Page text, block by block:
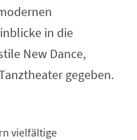
in die
New Dance,
gegeben.
vielfältige